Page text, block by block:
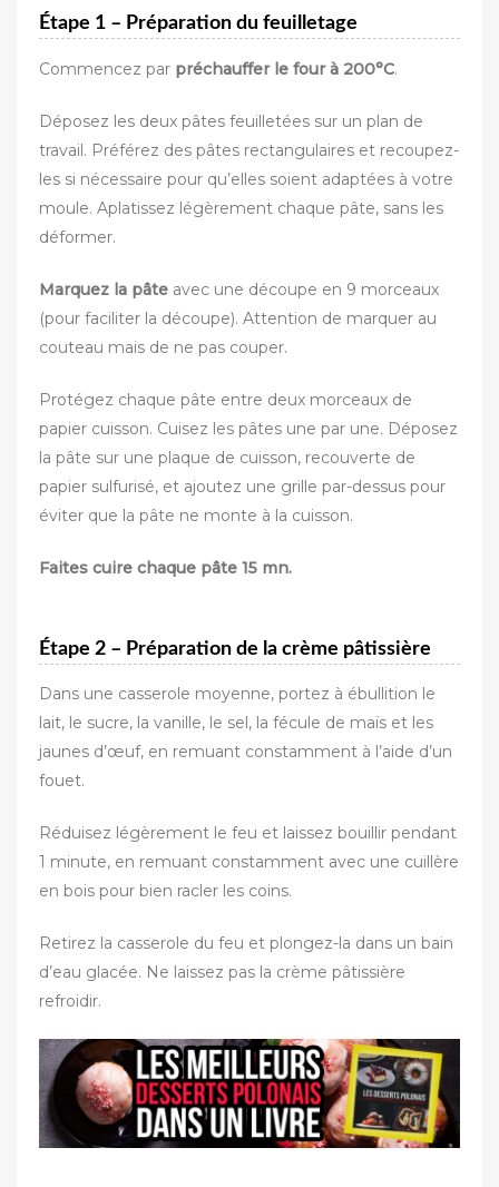
Étape 1 – Préparation du feuilletage
Commencez par préchauffer le four à 200°C.
Déposez les deux pâtes feuilletées sur un plan de
travail. Préférez des pâtes rectangulaires et recoupez-
les si nécessaire pour qu’elles soient adaptées à votre
moule. Aplatissez légèrement chaque pâte, sans les
déformer.
Marquez la pâte avec une découpe en 9 morceaux
(pour faciliter la découpe). Attention de marquer au
couteau mais de ne pas couper.
Protégez chaque pâte entre deux morceaux de
papier cuisson. Cuisez les pâtes une par une. Déposez
la pâte sur une plaque de cuisson, recouverte de
papier sulfurisé, et ajoutez une grille par-dessus pour
éviter que la pâte ne monte à la cuisson.
Faites cuire chaque pâte 15 mn.
Étape 2 – Préparation de la crème pâtissière
Dans une casserole moyenne, portez à ébullition le
lait, le sucre, la vanille, le sel, la fécule de maïs et les
jaunes d’œuf, en remuant constamment à l’aide d’un
fouet.
Réduisez légèrement le feu et laissez bouillir pendant
1 minute, en remuant constamment avec une cuillère
en bois pour bien racler les coins.
Retirez la casserole du feu et plongez-la dans un bain
d’eau glacée. Ne laissez pas la crème pâtissière
refroidir.